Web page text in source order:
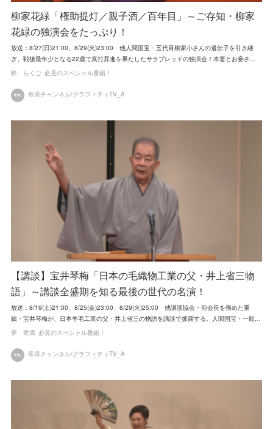
柳家花緑「権助提灯／親子酒／百年目」～ご存知・柳家
花緑の独演会をたっぷり！
放送：8/27(日)21:00、8/29(火)23:00 他人間国宝・五代目柳家小さんの遺伝子を引き継
ぎ、戦後最年少となる22歳で真打昇進を果たしたサラブレッドの独演会！本妻とお妾さ…
粋 らくご 必見のスペシャル番組！
寄席チャンネル/グラフィティTV_A
【講談】宝井琴梅「日本の毛織物工業の父・井上省三物
語」～講談全盛期を知る最後の世代の名演！
放送：8/19(土)21:00、8/25(金)23:00、8/29(火)25:00 他講談協会・前会長を務めた重
鎮・宝井琴梅が、日本羊毛工業の父・井上省三の物語を講談で披露する。人間国宝・一龍…
夢 寄席 必見のスペシャル番組！
寄席チャンネル/グラフィティTV_A